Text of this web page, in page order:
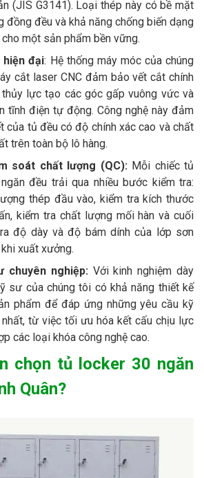
(JIS G3141). Loại thép này có bề mặt
đồng đều và khả năng chống biến dạng
một sản phẩm bền vững.
đại: Hệ thống máy móc của chúng
cắt laser CNC đảm bảo vết cắt chính
thủy lực tạo các góc gấp vuông vức và
tĩnh điện tự động. Công nghệ này đảm
của tủ đều có độ chính xác cao và chất
trên toàn bộ lô hàng.
soát chất lượng (QC): Mỗi chiếc tủ
đều trải qua nhiều bước kiểm tra:
thép đầu vào, kiểm tra kích thước
kiểm tra chất lượng mối hàn và cuối
độ dày và độ bám dính của lớp sơn
xuất xưởng.
chuyên nghiệp: Với kinh nghiệm dày
sư của chúng tôi có khả năng thiết kế
phẩm để đáp ứng những yêu cầu kỹ
từ việc tối ưu hóa kết cấu chịu lực
các loại khóa công nghệ cao.
chọn tủ locker 30 ngăn
Quân?